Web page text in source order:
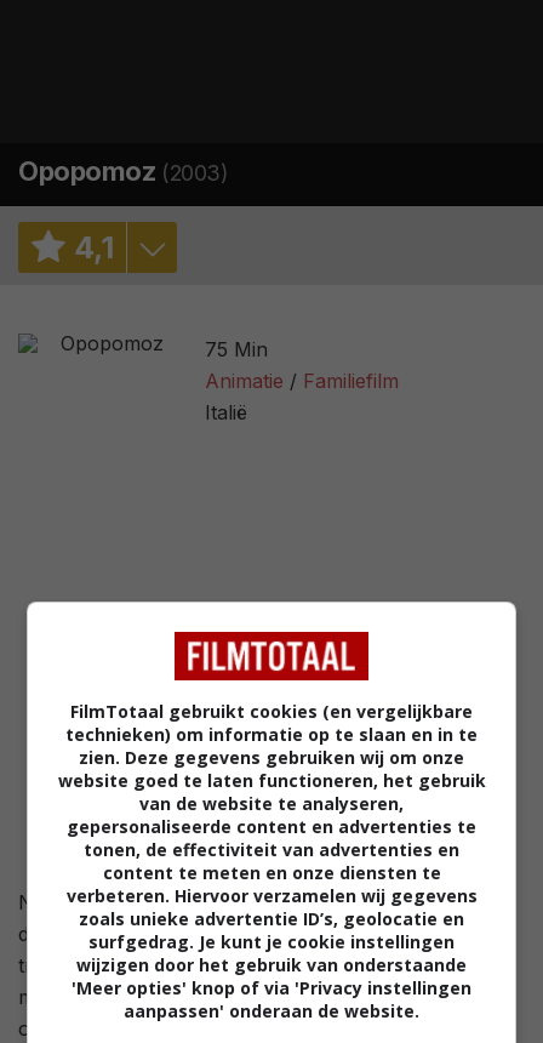
Opopomoz (2003)
4,1
1,0/ 2
75 Min
Animatie
Familiefilm
Italië
Napels. Kerstavond. Peppino et zijn zoon Rocco zijn
druk in de weer met de voorbereiding van de
traditionele crèche onder het goedkeurende oog van
mama Mariù. Deze kleine familie verwacht een kindje
op 25 december. Rocco is er echter van overtuigd dat
FilmTotaal gebruikt cookies (en vergelijkbare
technieken) om informatie op te slaan en in te
zien. Deze gegevens gebruiken wij om onze
website goed te laten functioneren, het gebruik
van de website te analyseren,
gepersonaliseerde content en advertenties te
tonen, de effectiviteit van advertenties en
content te meten en onze diensten te
verbeteren. Hiervoor verzamelen wij gegevens
zoals unieke advertentie ID’s, geolocatie en
surfgedrag. Je kunt je cookie instellingen
wijzigen door het gebruik van onderstaande
'Meer opties' knop of via 'Privacy instellingen
aanpassen' onderaan de website.